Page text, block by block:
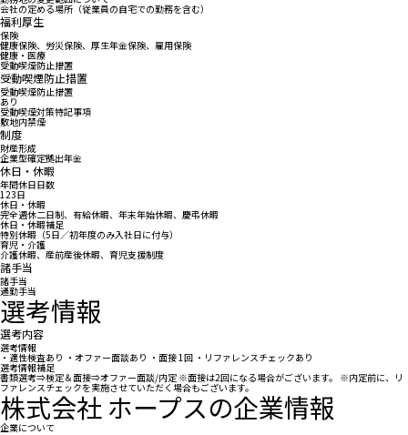
会社の定める場所（従業員の自宅での勤務を含む）
福利厚生
保険
健康保険、労災保険、厚生年金保険、雇用保険
健康・医療
受動喫煙防止措置
受動喫煙防止措置
受動喫煙防止措置
あり
受動喫煙対策特記事項
敷地内禁煙
制度
財産形成
企業型確定拠出年金
休日・休暇
年間休日日数
123日
休日・休暇
完全週休二日制、有給休暇、年末年始休暇、慶弔休暇
休日・休暇補足
特別休暇（5日／初年度のみ入社日に付与）
育児・介護
介護休暇、産前産後休暇、育児支援制度
諸手当
諸手当
通勤手当
選考情報
選考内容
選考情報
・適性検査あり ・オファー面談あり ・面接 1回 ・リファレンスチェックあり
選考情報補足
書類選考⇒検定＆面接⇒オファー面談/内定 ※面接は2回になる場合がございます。 ※内定前に、リ
ファレンスチェックを実施させていただく場合もございます。
株式会社 ホープスの企業情報
企業について